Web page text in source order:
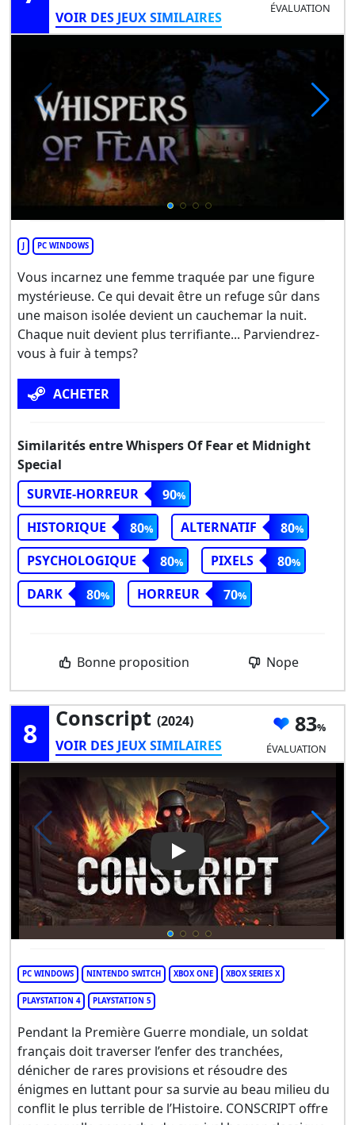
VOIR DES JEUX SIMILAIRES
ÉVALUATION
J PC WINDOWS
Vous incarnez une femme traquée par une figure
mystérieuse. Ce qui devait être un refuge sûr dans
une maison isolée devient un cauchemar la nuit.
Chaque nuit devient plus terrifiante... Parviendrez-
vous à fuir à temps?
ACHETER
Similarités entre Whispers Of Fear et Midnight
Special
SURVIE-HORREUR
90
HISTORIQUE
80 ALTERNATIF
80
PSYCHOLOGIQUE
80 PIXELS
80
DARK
80 HORREUR 70
Bonne proposition Nope
8 Conscript (2024)
VOIR DES JEUX SIMILAIRES
83
ÉVALUATION
Play Video: Conscript
PC WINDOWS NINTENDO SWITCH XBOX ONE XBOX SERIES X
PLAYSTATION 4 PLAYSTATION 5
Pendant la Première Guerre mondiale, un soldat
français doit traverser l’enfer des tranchées,
dénicher de rares provisions et résoudre des
énigmes en luttant pour sa survie au beau milieu du
conflit le plus terrible de l’Histoire. CONSCRIPT offre